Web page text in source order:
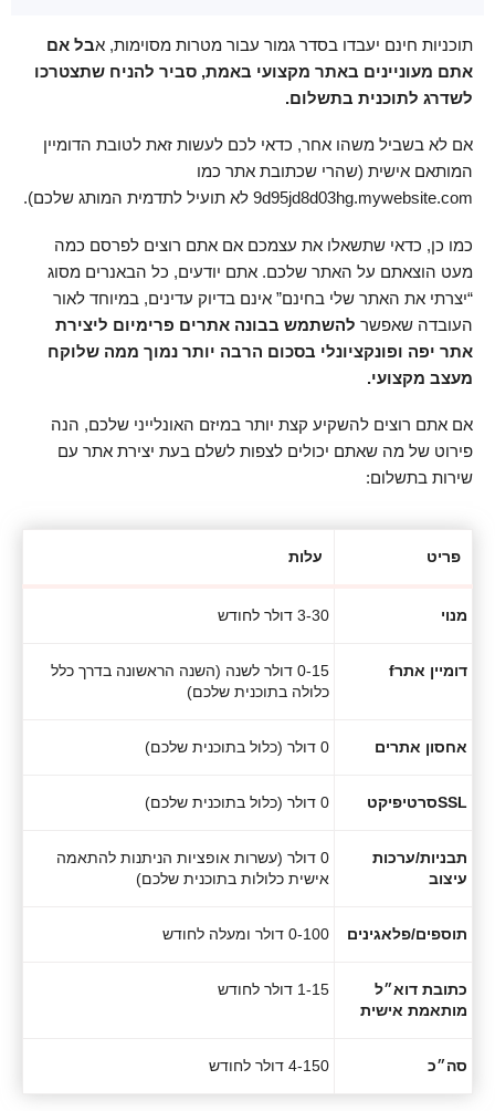
תוכניות חינם יעבדו בסדר גמור עבור מטרות מסוימות, אבל אם
אתם מעוניינים באתר מקצועי באמת, סביר להניח שתצטרכו
לשדרג לתוכנית בתשלום.
אם לא בשביל משהו אחר, כדאי לכם לעשות זאת לטובת הדומיין
המותאם אישית (שהרי שכתובת אתר כמו
9d95jd8d03hg.mywebsite.com לא תועיל לתדמית המותג שלכם).
כמו כן, כדאי שתשאלו את עצמכם אם אתם רוצים לפרסם כמה
מעט הוצאתם על האתר שלכם. אתם יודעים, כל הבאנרים מסוג
“יצרתי את האתר שלי בחינם” אינם בדיוק עדינים, במיוחד לאור
העובדה שאפשר להשתמש בבונה אתרים פרימיום ליצירת
אתר יפה ופונקציונלי בסכום הרבה יותר נמוך ממה שלוקח
מעצב מקצועי.
אם אתם רוצים להשקיע קצת יותר במיזם האונלייני שלכם, הנה
פירוט של מה שאתם יכולים לצפות לשלם בעת יצירת אתר עם
שירות בתשלום:
פריט עלות
מנוי 3-30 דולר לחודש
דומיין אתרf
0-15 דולר לשנה (השנה הראשונה בדרך כלל
כלולה בתוכנית שלכם)
אחסון אתרים 0 דולר (כלול בתוכנית שלכם)
SSLסרטיפיקט 0 דולר (כלול בתוכנית שלכם)
תבניות/ערכות
עיצוב
0 דולר (עשרות אופציות הניתנות להתאמה
אישית כלולות בתוכנית שלכם)
תוספים/פלאגינים 0-100 דולר ומעלה לחודש
כתובת דוא״ל
מותאמת אישית
1-15 דולר לחודש
סה״כ 4-150 דולר לחודש